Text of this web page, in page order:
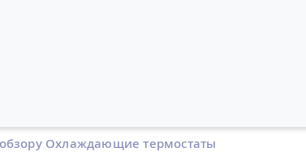
Охлаждающие термостаты